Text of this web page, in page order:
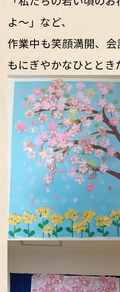
よ～」など、
作業中も笑顔満開、
もにぎやかなひととき